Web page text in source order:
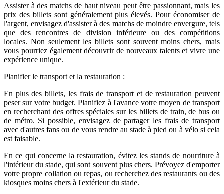
Assister à des matchs de haut niveau peut être passionnant, mais les
prix des billets sont généralement plus élevés. Pour économiser de
l'argent, envisagez d'assister à des matchs de moindre envergure, tels
que des rencontres de division inférieure ou des compétitions
locales. Non seulement les billets sont souvent moins chers, mais
vous pourriez également découvrir de nouveaux talents et vivre une
expérience unique.
Planifier le transport et la restauration :
En plus des billets, les frais de transport et de restauration peuvent
peser sur votre budget. Planifiez à l'avance votre moyen de transport
en recherchant des offres spéciales sur les billets de train, de bus ou
de métro. Si possible, envisagez de partager les frais de transport
avec d'autres fans ou de vous rendre au stade à pied ou à vélo si cela
est faisable.
En ce qui concerne la restauration, évitez les stands de nourriture à
l'intérieur du stade, qui sont souvent plus chers. Prévoyez d'emporter
votre propre collation ou repas, ou recherchez des restaurants ou des
kiosques moins chers à l'extérieur du stade.